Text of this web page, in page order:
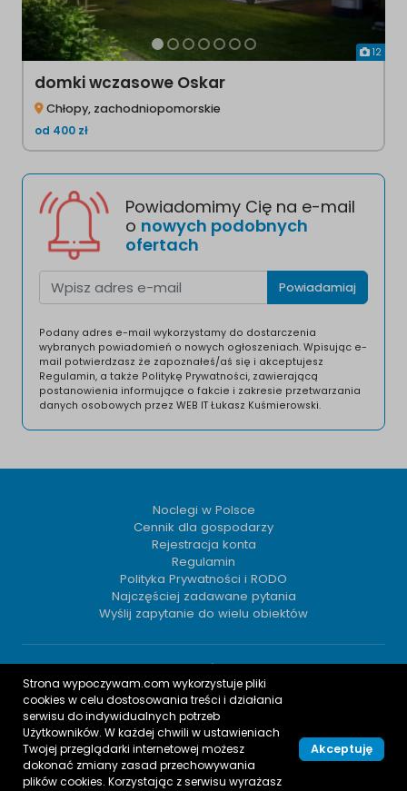
12
domki wczasowe Oskar
Chłopy, zachodniopomorskie
od 400 zł
Powiadomimy Cię na e-mail
o nowych podobnych
ofertach
Powiadamiaj
Podany adres e-mail wykorzystamy do dostarczenia
wybranych powiadomień o nowych ogłoszeniach. Wpisując e-
mail potwierdzasz że zapoznałeś/aś się i akceptujesz
Regulamin, a także Politykę Prywatności, zawierającą
postanowienia informujące o fakcie i zakresie przetwarzania
danych osobowych przez WEB IT Łukasz Kuśmierowski.
Noclegi w Polsce
Cennik dla gospodarzy
Rejestracja konta
Regulamin
Polityka Prywatności i RODO
Najczęściej zadawane pytania
Wyślij zapytanie do wielu obiektów
Bezpieczne płatności obsługiwane są przez:
Odwiedź nas:
Strona wypoczywam.com wykorzystuje pliki
cookies w celu dostosowania treści i działania
serwisu do indywidualnych potrzeb
Użytkowników. W każdej chwili w ustawieniach
Twojej przeglądarki internetowej możesz
dokonać zmiany zasad przechowywania
plików cookies. Korzystając z serwisu wyrażasz
Akceptuję